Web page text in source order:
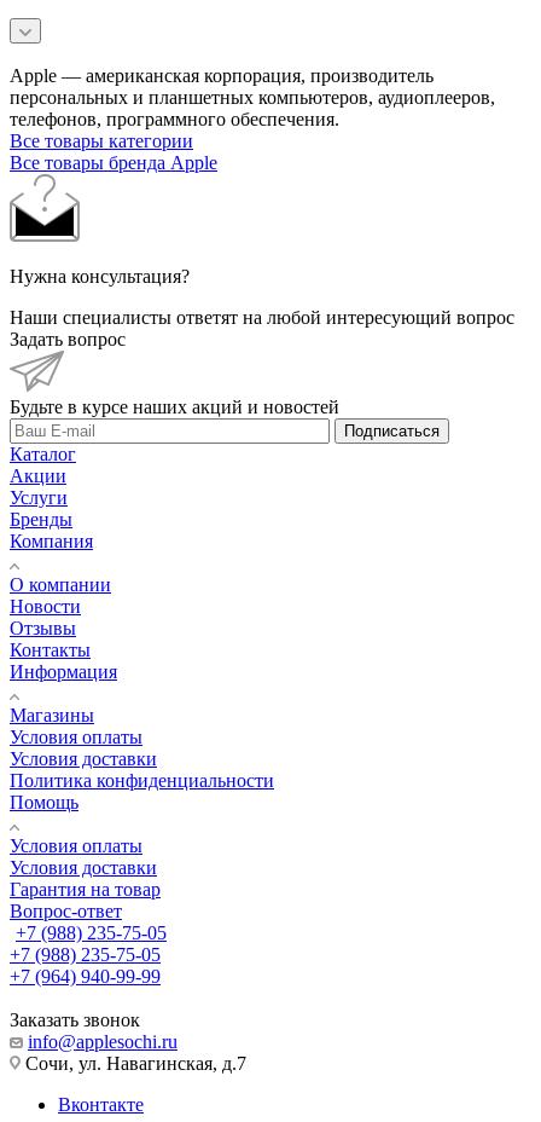
Apple — американская корпорация, производитель
персональных и планшетных компьютеров, аудиоплееров,
телефонов, программного обеспечения.
Все товары категории
Все товары бренда Apple
Нужна консультация?
Наши специалисты ответят на любой интересующий вопрос
Задать вопрос
Будьте в курсе наших акций и новостей
Подписаться
Каталог
Акции
Услуги
Бренды
Компания
О компании
Новости
Отзывы
Контакты
Информация
Магазины
Условия оплаты
Условия доставки
Политика конфиденциальности
Помощь
Условия оплаты
Условия доставки
Гарантия на товар
Вопрос-ответ
+7 (988) 235-75-05
+7 (988) 235-75-05
+7 (964) 940-99-99
Заказать звонок
info@applesochi.ru
Сочи, ул. Навагинская, д.7
Вконтакте